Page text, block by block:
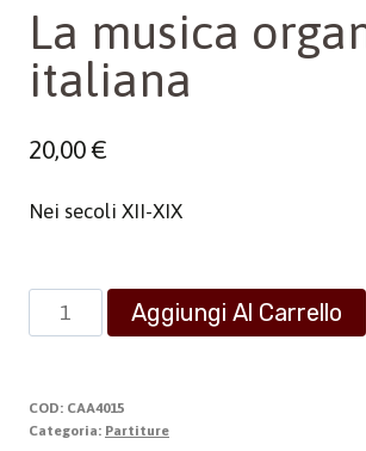
La musica
italiana
20,00€
Nei secoli XII-XIX
musica
italiana
quantità
Aggiungi Al Carrello
COD: CAA4015
Categoria: Partiture